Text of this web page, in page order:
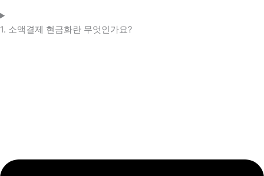
1. 소액결제 현금화란 무엇인가요?